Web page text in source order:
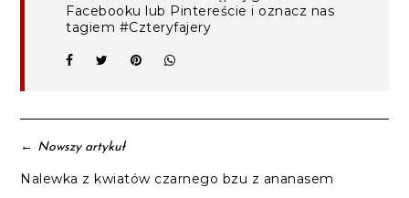
Facebooku lub Pintereście i oznacz nas
tagiem #Czteryfajery
← Nowszy artykuł
Nalewka z kwiatów czarnego bzu z ananasem